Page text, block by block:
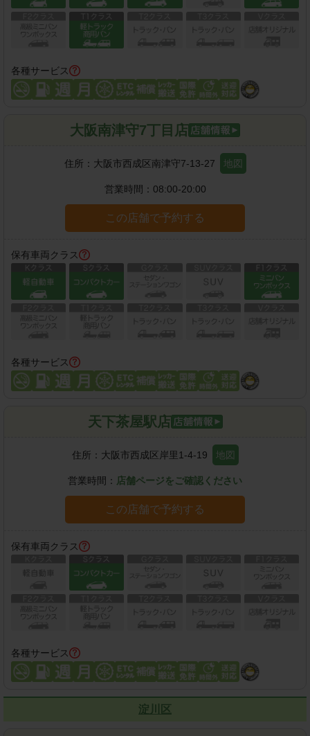
各種サービス
大阪南津守7丁目店
住所： 大阪市西成区南津守7-13-27 地図
営業時間： 08:00-20:00
この店舗で予約する
保有車両クラス
各種サービス
天下茶屋駅店
住所： 大阪市西成区岸里1-4-19 地図
営業時間： 店舗ページをご確認ください
この店舗で予約する
保有車両クラス
各種サービス
淀川区